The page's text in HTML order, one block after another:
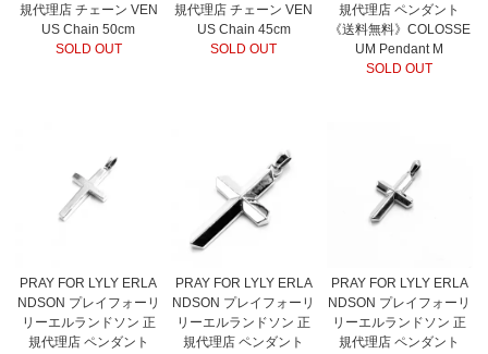
規代理店 チェーン VEN
US Chain 50cm
SOLD OUT
規代理店 チェーン VEN
US Chain 45cm
SOLD OUT
規代理店 ペンダント
《送料無料》COLOSSE
UM Pendant M
SOLD OUT
PRAY FOR LYLY ERLA
NDSON プレイフォーリ
リーエルランドソン 正
規代理店 ペンダント
PRAY FOR LYLY ERLA
NDSON プレイフォーリ
リーエルランドソン 正
規代理店 ペンダント
PRAY FOR LYLY ERLA
NDSON プレイフォーリ
リーエルランドソン 正
規代理店 ペンダント